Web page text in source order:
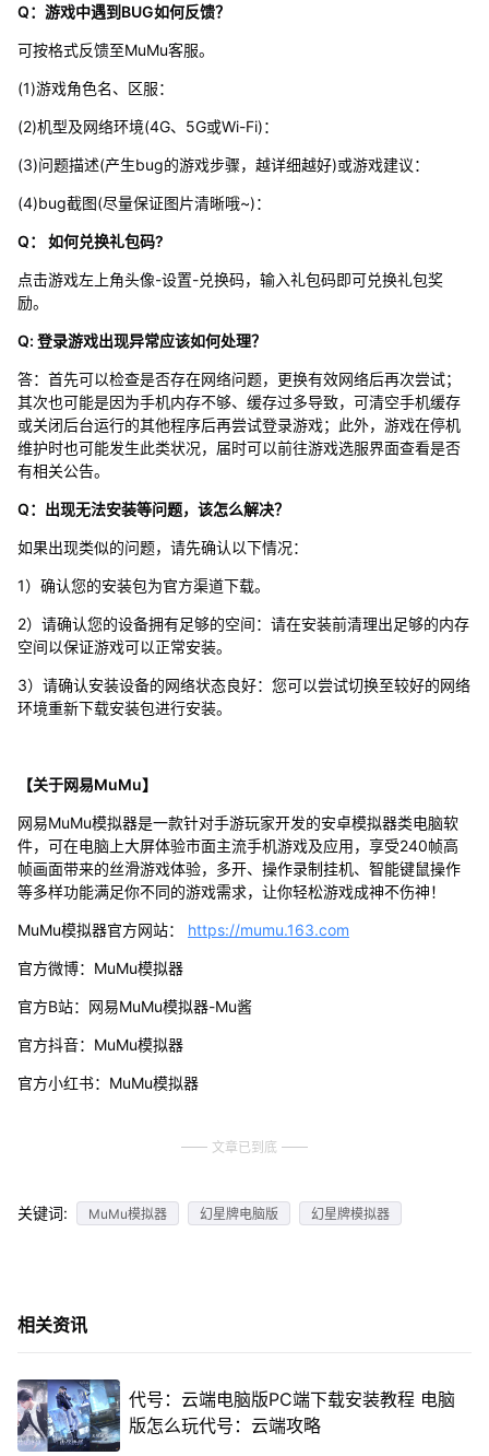
Q：游戏中遇到BUG如何反馈？
可按格式反馈至MuMu客服。
(1)游戏角色名、区服：
(2)机型及网络环境(4G、5G或Wi-Fi)：
(3)问题描述(产生bug的游戏步骤，越详细越好)或游戏建议：
(4)bug截图(尽量保证图片清晰哦~)：
Q： 如何兑换礼包码?
点击游戏左上角头像-设置-兑换码，输入礼包码即可兑换礼包奖
励。
Q: 登录游戏出现异常应该如何处理？
答：首先可以检查是否存在网络问题，更换有效网络后再次尝试；
其次也可能是因为手机内存不够、缓存过多导致，可清空手机缓存
或关闭后台运行的其他程序后再尝试登录游戏；此外，游戏在停机
维护时也可能发生此类状况，届时可以前往游戏选服界面查看是否
有相关公告。
Q：出现无法安装等问题，该怎么解决？
如果出现类似的问题，请先确认以下情况：
1）确认您的安装包为官方渠道下载。
2）请确认您的设备拥有足够的空间：请在安装前清理出足够的内存
空间以保证游戏可以正常安装。
3）请确认安装设备的网络状态良好：您可以尝试切换至较好的网络
环境重新下载安装包进行安装。
【关于网易MuMu】
网易MuMu模拟器是一款针对手游玩家开发的安卓模拟器类电脑软
件，可在电脑上大屏体验市面主流手机游戏及应用，享受240帧高
帧画面带来的丝滑游戏体验，多开、操作录制挂机、智能键鼠操作
等多样功能满足你不同的游戏需求，让你轻松游戏成神不伤神！
MuMu模拟器官方网站： https://mumu.163.com
官方微博：MuMu模拟器
官方B站：网易MuMu模拟器-Mu酱
官方抖音：MuMu模拟器
官方小红书：MuMu模拟器
文章已到底
关键词: MuMu模拟器 幻星牌电脑版 幻星牌模拟器
相关资讯
代号：云端电脑版PC端下载安装教程 电脑
版怎么玩代号：云端攻略